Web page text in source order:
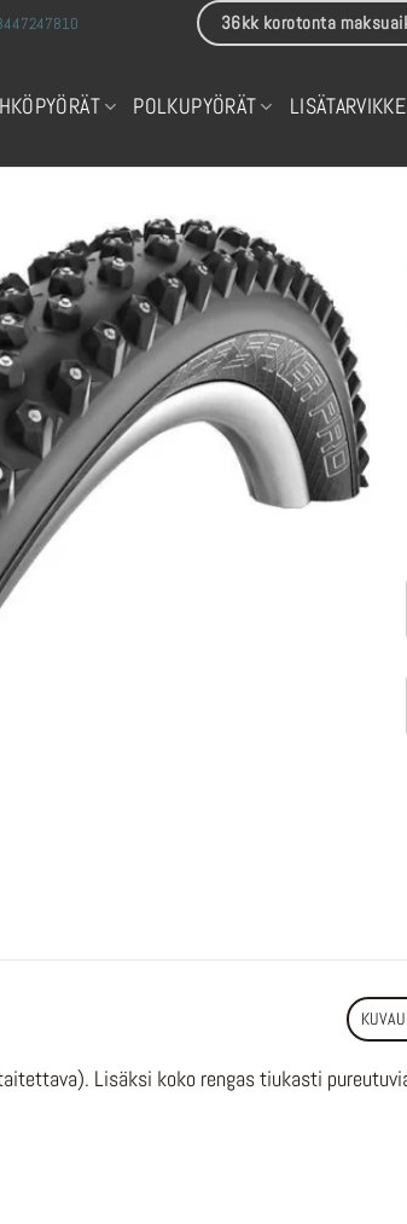
36kk korotonta
POLKUPYÖRÄT
Lisäksi koko rengas tiukasti